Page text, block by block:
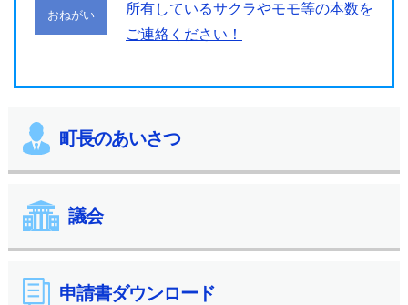
おねがい
所有しているサクラやモモ等の本数を
ご連絡ください！
町長のあいさつ
議会
申請書ダウンロード